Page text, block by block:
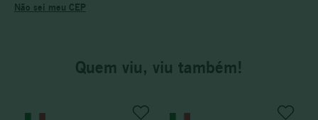
Não sei meu CEP
Quem viu, viu também!